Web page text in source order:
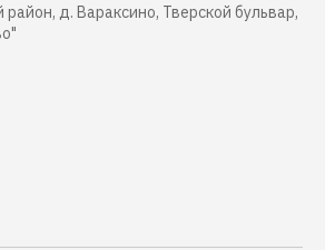
д. Вараксино, Тверской бульвар,